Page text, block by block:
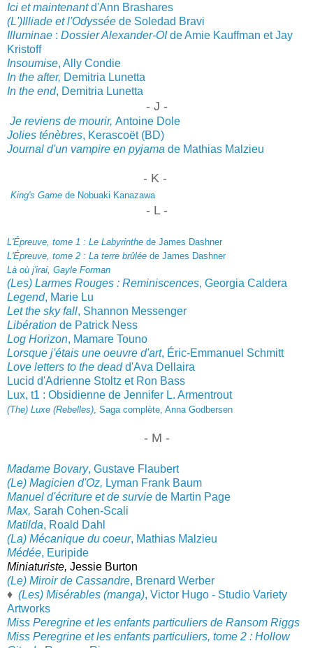
Ici et maintenantd'Ann Brashares
(L')Illiade et l'Odyssée de Soledad Bravi
Illuminae : Dossier Alexander-OIde Amie Kauffman et Jay
Kristoff
Insoumise, Ally Condie
In the after, Demitria Lunetta
In the end, Demitria Lunetta
- J -
Je reviens de mourir, Antoine Dole
Jolies ténèbres, Kerascoët (BD)
Journal d'un vampire en pyjama de Mathias Malzieu
- K -
King's Game de Nobuaki Kanazawa
- L -
L'Épreuve, tome 1 : Le Labyrinthe de James Dashner
L'Épreuve, tome 2 : La terre brûlée de James Dashner
Là où j'irai, Gayle Forman
(Les) Larmes Rouges : Reminiscences, Georgia Caldera
Legend, Marie Lu
Let the sky fall, Shannon Messenger
Libération de Patrick Ness
Log Horizon, Mamare Touno
Lorsque j'étais une oeuvre d'art, Éric-Emmanuel Schmitt
Love letters to the deadd'Ava Dellaira
Lucid d'Adrienne Stoltz et Ron Bass
Lux, t1 : Obsidienne de Jennifer L. Armentrout
(The) Luxe (Rebelles) , Saga complète, Anna Godbersen
- M -
Madame Bovary, Gustave Flaubert
(Le) Magicien d'Oz, Lyman Frank Baum
Manuel d'écriture et de survie de Martin Page
Max, Sarah Cohen-Scali
Matilda, Roald Dahl
(La) Mécanique du coeur, Mathias Malzieu
Médée, Euripide
Miniaturiste, Jessie Burton
(Le) Miroir de Cassandre, Brenard Werber
♦ (Les) Misérables (manga), Victor Hugo - Studio Variety
Artworks
Miss Peregrine et les enfants particuliers de Ransom Riggs
Miss Peregrine et les enfants particuliers, tome 2 : Hollow